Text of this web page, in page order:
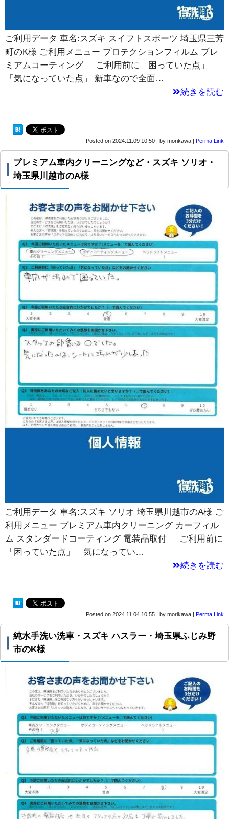
ご利用データ 車名:スズキ スイフトスポーツ 埼玉県三芳
町のK様 ご利用メニュー プロテクションフィルム プレ
ミアムコーティング ご利用前に「困っていた点」
「気になっていた点」 新車なので全面…
続きを読む
Posted on 2024.11.09 10:50 | by morikawa | Perma Link
プレミアム車内クリーニングなど・スズキ ソリオ・
埼玉県川越市のA様
ご利用データ 車名:スズキ ソリオ 埼玉県川越市のA様 ご
利用メニュー プレミアム車内クリーニング カーフィル
ム スタンダードコーティング 電装品取付 ご利用前に
「困っていた点」「気になってい…
続きを読む
Posted on 2024.11.04 10:55 | by morikawa | Perma Link
純水手洗い洗車・スズキ ハスラー・埼玉県ふじみ野
市のK様